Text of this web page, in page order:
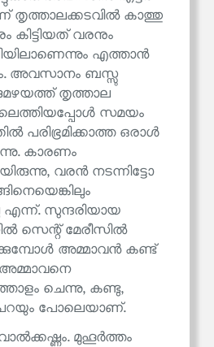
തൃത്താലക്കടവിൽ കാത്തു
കിട്ടിയത് വരനും
എത്താൻ
അവസാനം ബസ്സു
തൃത്താല
സമയം
പരിഭ്രമിക്കാത്ത ഒരാൾ
കാരണം
വരൻ നടന്നിട്ടോ
എന്ന്. സുന്ദരിയായ
സെന്റ് മേരീസിൽ
അമ്മാവൻ കണ്ട്
ചെന്നു, കണ്ടു,
പറയും പോലെയാണ്.
മുഹൂർത്തം